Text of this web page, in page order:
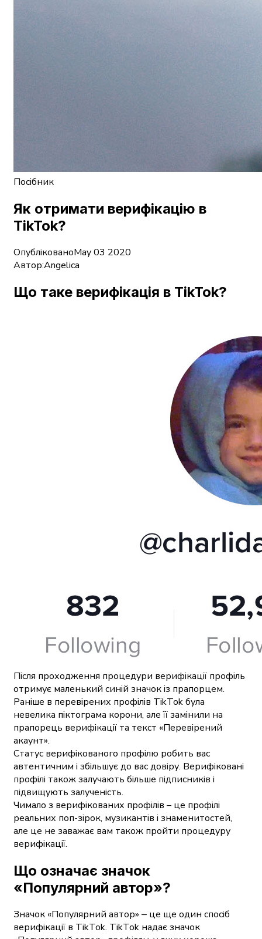
Посібник
Як отримати верифікацію в
TikTok?
ОпублікованоMay 03 2020
Автор:Angelica
Що таке верифікація в TikTok?
Після проходження процедури верифікації профіль
отримує маленький синій значок із прапорцем.
Раніше в перевірених профілів TikTok була
невелика піктограма корони, але її замінили на
прапорець верифікації та текст «Перевірений
акаунт».
Статус верифікованого профілю робить вас
автентичним і збільшує до вас довіру. Верифіковані
профілі також залучають більше підписників і
підвищують залученість.
Чимало з верифікованих профілів – це профілі
реальних поп-зірок, музикантів і знаменитостей,
але це не заважає вам також пройти процедуру
верифікації.
Що означає значок
«Популярний автор»?
Значок «Популярний автор» ‒ це ще один спосіб
верифікації в TikTok. TikTok надає значок